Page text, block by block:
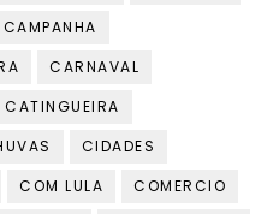
CAMPANHA
CARNAVAL
CATINGUEIRA
CIDADES
COM LULA
COMERCIO